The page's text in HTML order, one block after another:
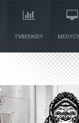
TVBESKIDY